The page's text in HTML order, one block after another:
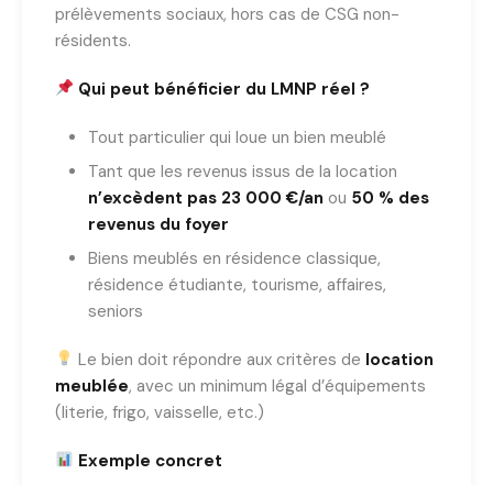
prélèvements sociaux, hors cas de CSG non-
résidents.
Qui peut bénéficier du LMNP réel ?
Tout particulier qui loue un bien meublé
Tant que les revenus issus de la location
n’excèdent pas 23 000 €/an ou 50 % des
revenus du foyer
Biens meublés en résidence classique,
résidence étudiante, tourisme, affaires,
seniors
Le bien doit répondre aux critères de location
meublée, avec un minimum légal d’équipements
(literie, frigo, vaisselle, etc.)
Exemple concret